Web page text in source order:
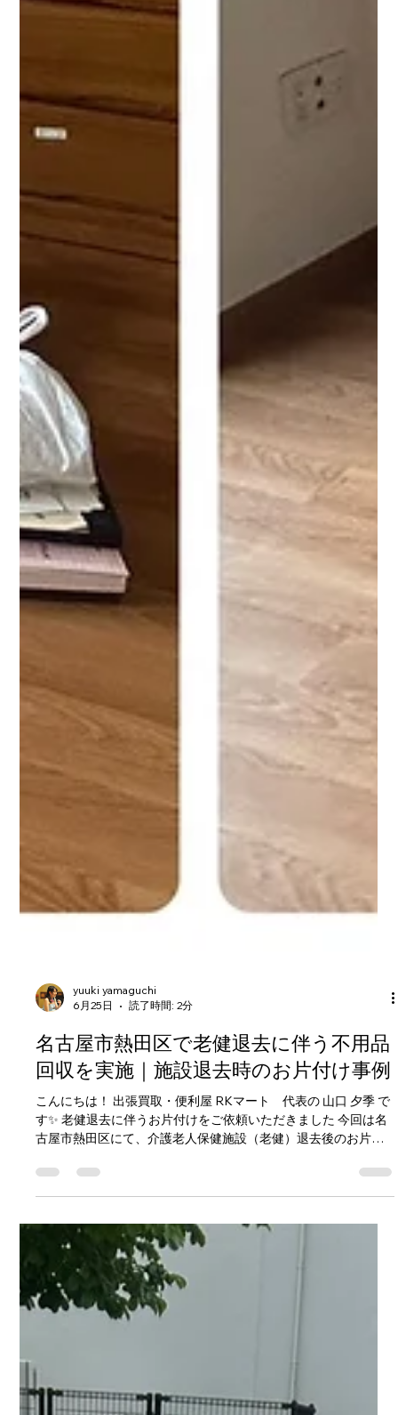
yuuki yamaguchi
名古屋市熱田区で老健退去に伴う不用品
回収を実施｜施設退去時のお片付け事例